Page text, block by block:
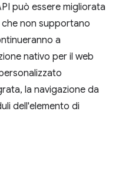
può essere migliorata
non supportano
a
nativo per il web
la navigazione da
dell'elemento di